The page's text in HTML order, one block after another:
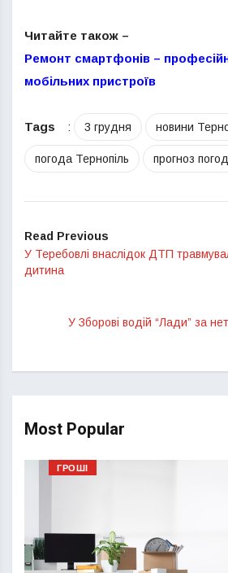
Читайте також –
Ремонт смартфонів –
мобільних пристроїв
Tags : 3 грудня новини
погода Тернопіль прогноз
Read Previous
У Теребовлі внаслідок ДТП
дитина
У Зборові водій “Лади” за
Most Popular
ГРОШІ